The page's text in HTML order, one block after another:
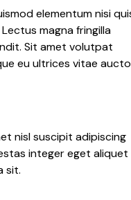
elementum nisi
magna fringilla
Sit amet volutpat
eu ultrices vitae
nisl suscipit adipiscing
integer eget aliquet
sit.